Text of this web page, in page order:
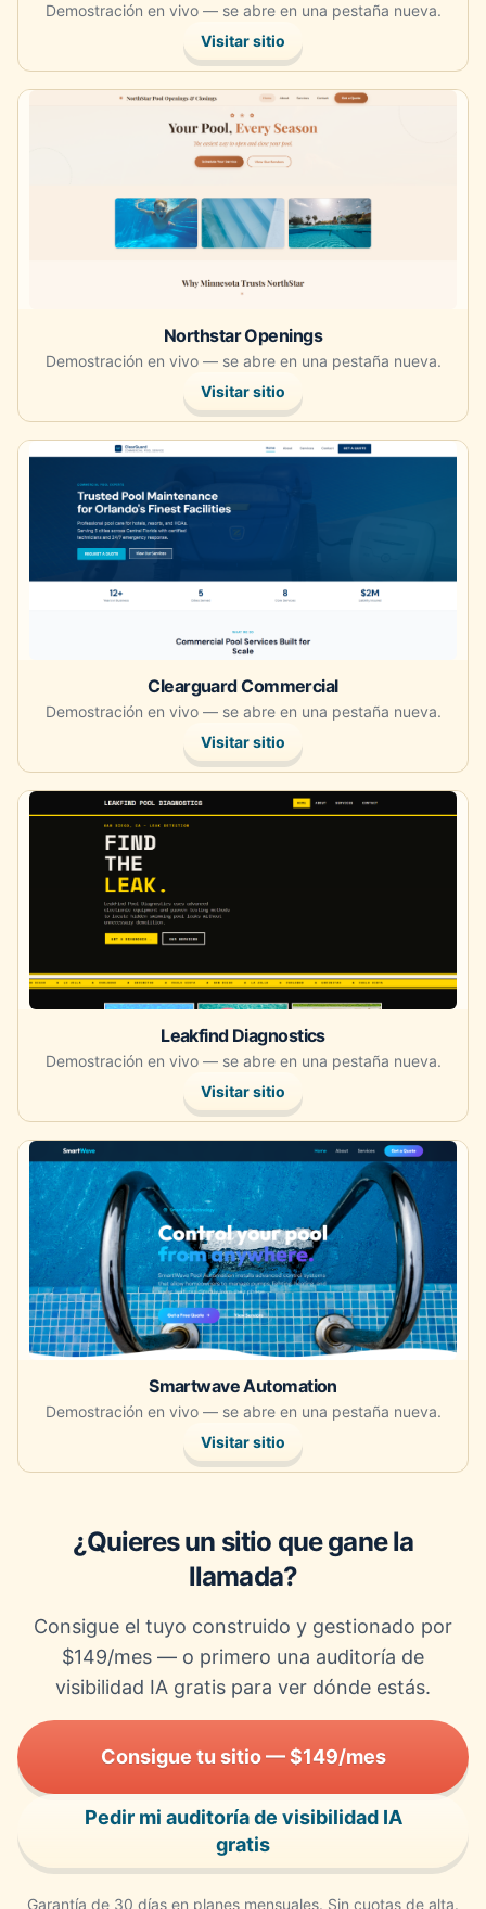
Demostración en vivo — se abre en una pestaña nueva.
Visitar sitio
Abre la demostración en vivo en una pestaña nueva.
Northstar Openings
Demostración en vivo — se abre en una pestaña nueva.
Visitar sitio
Abre la demostración en vivo en una pestaña nueva.
Clearguard Commercial
Demostración en vivo — se abre en una pestaña nueva.
Visitar sitio
Abre la demostración en vivo en una pestaña nueva.
Leakfind Diagnostics
Demostración en vivo — se abre en una pestaña nueva.
Visitar sitio
Abre la demostración en vivo en una pestaña nueva.
Smartwave Automation
Demostración en vivo — se abre en una pestaña nueva.
Visitar sitio
¿Quieres un sitio que gane la
llamada?
Consigue el tuyo construido y gestionado por
$149/mes — o primero una auditoría de
visibilidad IA gratis para ver dónde estás.
Consigue tu sitio — $149/mes
Pedir mi auditoría de visibilidad IA
gratis
Garantía de 30 días en planes mensuales. Sin cuotas de alta.